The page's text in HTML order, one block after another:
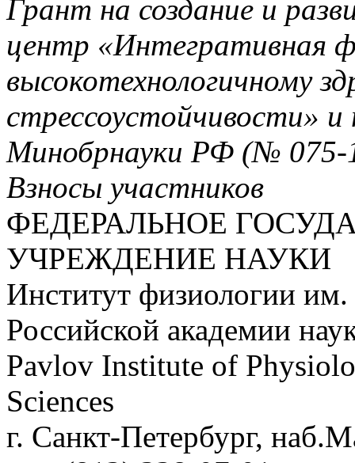
Грант на создание и
центр «Интегративная
высокотехнологичному
стрессоустойчивости»
Минобрнауки РФ (№ 075-
Взносы участников
ФЕДЕРАЛЬНОЕ
УЧРЕЖДЕНИЕ НАУКИ
Институт физиологии
Российской академии
Pavlov Institute of
Sciences
г. Санкт-Петербург,